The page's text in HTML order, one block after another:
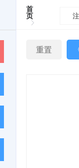
首
页
重置